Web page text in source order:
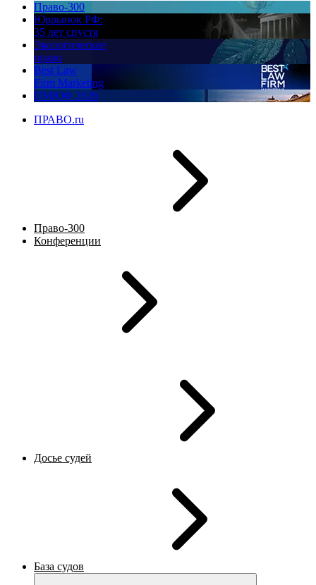
Право-300
Юррынок РФ:
35 лет спустя
Экологическое
право
Best Law
Firm Marketing
ПМЮФ 2026
ПРАВО.ru
Право-300
Конференции
Досье судей
База судов